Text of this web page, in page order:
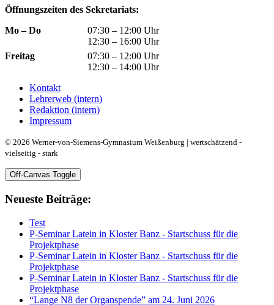
Öffnungszeiten des Sekretariats:
Mo – Do
07:30 – 12:00 Uhr
12:30 – 16:00 Uhr
Freitag
07:30 – 12:00 Uhr
12:30 – 14:00 Uhr
Kontakt
Lehrerweb (intern)
Redaktion (intern)
Impressum
© 2026 Werner-von-Siemens-Gymnasium Weißenburg | wertschätzend -
vielseitig - stark
Off-Canvas Toggle
Neueste Beiträge:
Test
P-Seminar Latein in Kloster Banz - Startschuss für die
Projektphase
P-Seminar Latein in Kloster Banz - Startschuss für die
Projektphase
P-Seminar Latein in Kloster Banz - Startschuss für die
Projektphase
“Lange N8 der Organspende” am 24. Juni 2026